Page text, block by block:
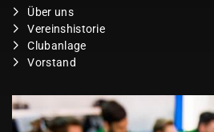
Über uns
Vereinshistorie
Clubanlage
Vorstand